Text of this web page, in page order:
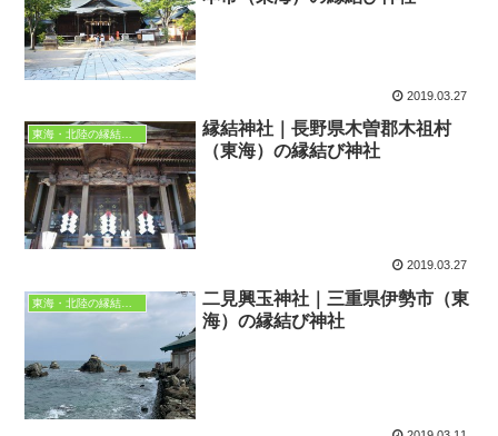
2019.03.27
東海・北陸の縁結び神社
縁結神社｜長野県木曽郡木祖村
（東海）の縁結び神社
2019.03.27
東海・北陸の縁結び神社
二見興玉神社｜三重県伊勢市（東
海）の縁結び神社